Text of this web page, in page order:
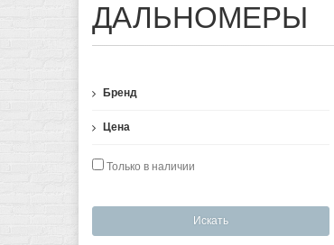
ДАЛЬНОМЕРЫ
Бренд
Цена
Только в наличии
Искать